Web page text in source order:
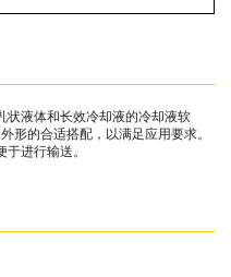
状液体和长效冷却液的冷却液软
形的合适搭配，以满足应用要求。
进行输送。